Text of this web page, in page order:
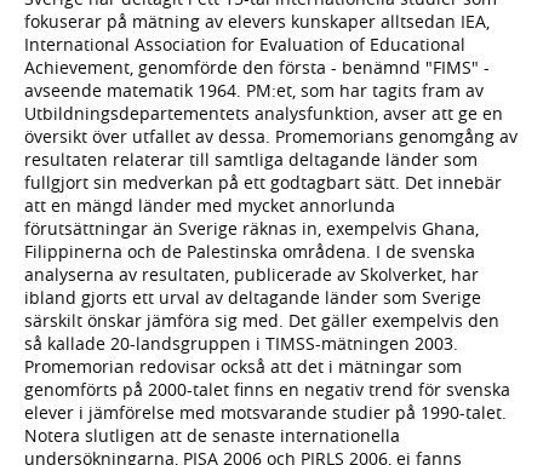
fokuserar på mätning av elevers kunskaper alltsedan IEA,
International Association for Evaluation of Educational
Achievement, genomförde den första - benämnd "FIMS" -
avseende matematik 1964. PM:et, som har tagits fram av
Utbildningsdepartementets analysfunktion, avser att ge en
översikt över utfallet av dessa. Promemorians genomgång av
resultaten relaterar till samtliga deltagande länder som
fullgjort sin medverkan på ett godtagbart sätt. Det innebär
att en mängd länder med mycket annorlunda
förutsättningar än Sverige räknas in, exempelvis Ghana,
Filippinerna och de Palestinska områdena. I de svenska
analyserna av resultaten, publicerade av Skolverket, har
ibland gjorts ett urval av deltagande länder som Sverige
särskilt önskar jämföra sig med. Det gäller exempelvis den
så kallade 20-landsgruppen i TIMSS-mätningen 2003.
Promemorian redovisar också att det i mätningar som
genomförts på 2000-talet finns en negativ trend för svenska
elever i jämförelse med motsvarande studier på 1990-talet.
Notera slutligen att de senaste internationella
undersökningarna, PISA 2006 och PIRLS 2006, ej fanns